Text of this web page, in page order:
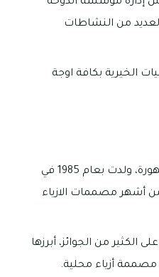
من النشاطات
الخيرية بكافة اوجة
مصممة أزياء وإعلامية مشهورة، ولدت بعام 1985 في
أشهر مصممات الازياء
من الجوائز، أبرزها
أزياء محلية.